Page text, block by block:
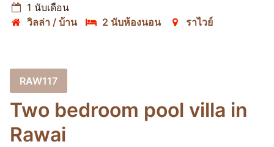
1 นับเดือน
วิลล่า / บ้าน
2 นับห้องนอน ราไวย์
RAW117
Two bedroom pool villa in
Rawai